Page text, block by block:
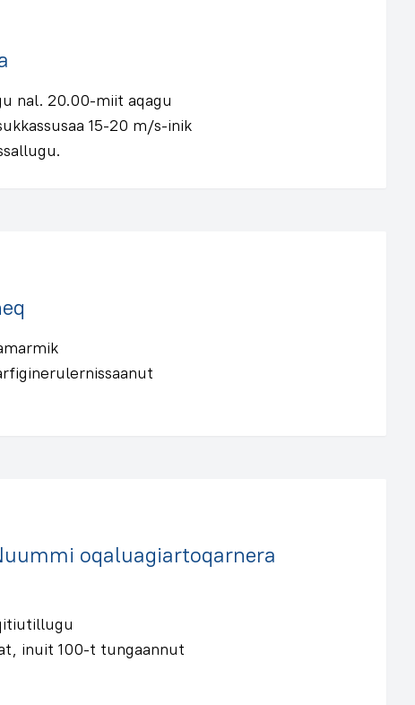
nal. 20.00-miit aqagu
15-20 m/s-inik
oqaluagiartoqarnera
inuit 100-t tungaannut